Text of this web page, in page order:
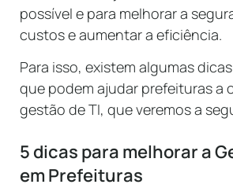
possível e para melhorara seg
custoseaumentara eficiência.
Para isso, existem algumasdicas
que podem ajudar prefeiturasa
gestão deTI, que veremos a
5 dicas para melhorar a
em Prefeituras